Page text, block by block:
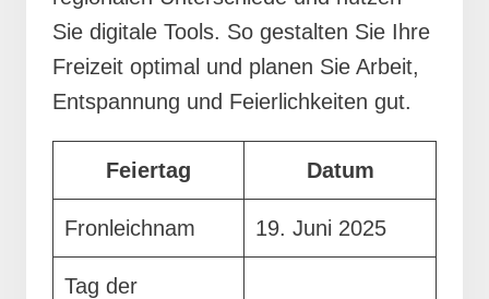
Sie digitale Tools. So gestalten Sie Ihre
Freizeit optimal und planen Sie Arbeit,
Entspannung und Feierlichkeiten gut.
Feiertag Datum
Fronleichnam 19. Juni 2025
Tag der